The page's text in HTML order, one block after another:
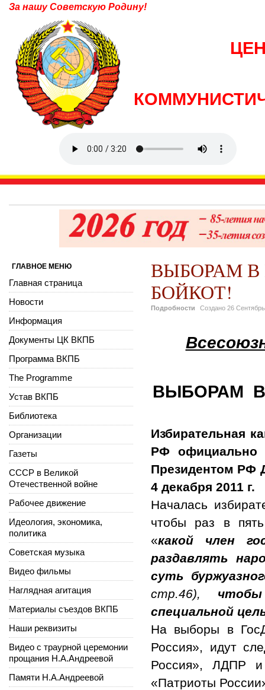
За нашу Советскую Родину!
ВЫБОРАМ
БОЙКОТ!
Подробности Создано 26
ВЫБОРАМ В
Избирательная
РФ официально
Президентом РФ
4 декабря 2011 г.
Началась
чтобы раз в
«какой член
раздавлять
суть
стр.46), чтобы
специальной
На выборы в
Россия», идут
Россия», ЛДПР
«Патриоты
ГЛАВНОЕ МЕНЮ
Главная страница
Новости
Информация
Документы ЦК ВКПБ
Программа ВКПБ
The Programme
Устав ВКПБ
Библиотека
Организации
Газеты
СССР в Великой
Отечественной войне
Рабочее движение
Идеология, экономика,
политика
Советская музыка
Видео фильмы
Наглядная агитация
Материалы съездов ВКПБ
Наши реквизиты
Видео с траурной церемонии
прощания Н.А.Андреевой
Памяти Н.А.Андреевой